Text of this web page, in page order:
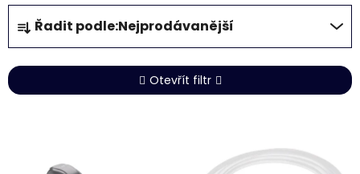
Ř
a
z
e
n
Řadit podle:Nejprodávanější
Otevřít filtr